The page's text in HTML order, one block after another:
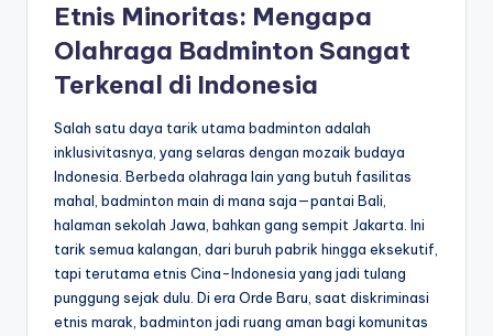
Etnis Minoritas: Mengapa
Olahraga Badminton Sangat
Terkenal di Indonesia
Salah satu daya tarik utama badminton adalah
inklusivitasnya, yang selaras dengan mozaik budaya
Indonesia. Berbeda olahraga lain yang butuh fasilitas
mahal, badminton main di mana saja—pantai Bali,
halaman sekolah Jawa, bahkan gang sempit Jakarta. Ini
tarik semua kalangan, dari buruh pabrik hingga eksekutif,
tapi terutama etnis Cina-Indonesia yang jadi tulang
punggung sejak dulu. Di era Orde Baru, saat diskriminasi
etnis marak, badminton jadi ruang aman bagi komunitas